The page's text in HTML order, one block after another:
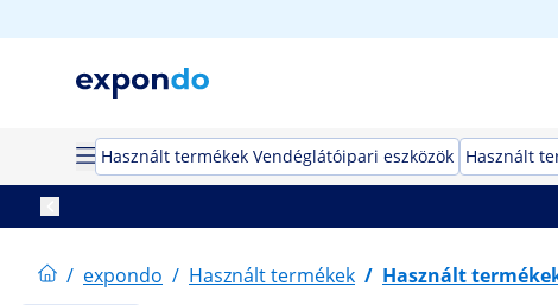
Használt termékek Vendéglátóipari eszközök Használt
/ expondo / Használt termékek / Használt